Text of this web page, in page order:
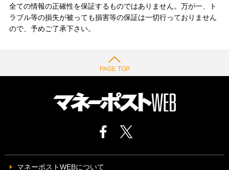
全ての情報の正確性を保証するものではありません。万が一、ト
ラブル等の損失が被っても損害等の保証は一切行っておりません
ので、予めご了承下さい。
PAGE TOP
マネーポストWEBについて